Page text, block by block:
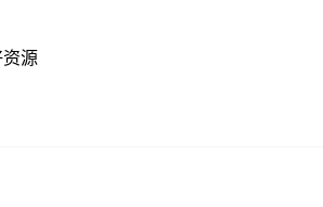
源